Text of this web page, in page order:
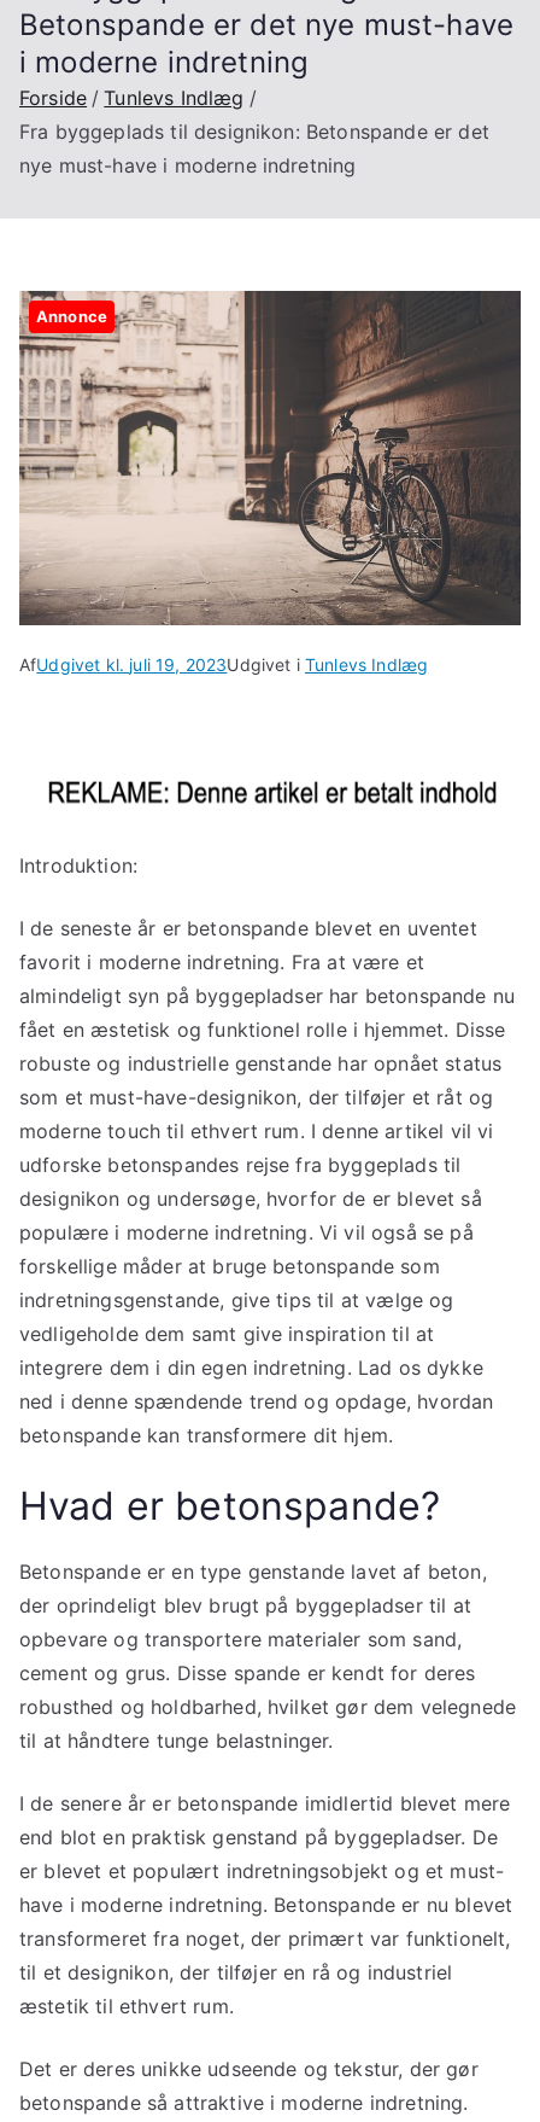
Betonspande er det nye must-have
i moderne indretning
Forside
Tunlevs Indlæg
Fra byggeplads til designikon: Betonspande er det
nye must-have i moderne indretning
Annonce
AfUdgivet kl. juli 19, 2023Udgivet i Tunlevs Indlæg
Introduktion:
I de seneste år er betonspande blevet en uventet
favorit i moderne indretning. Fra at være et
almindeligt syn på byggepladser har betonspande nu
fået en æstetisk og funktionel rolle i hjemmet. Disse
robuste og industrielle genstande har opnået status
som et must-have-designikon, der tilføjer et råt og
moderne touch til ethvert rum. I denne artikel vil vi
udforske betonspandes rejse fra byggeplads til
designikon og undersøge, hvorfor de er blevet så
populære i moderne indretning. Vi vil også se på
forskellige måder at bruge betonspande som
indretningsgenstande, give tips til at vælge og
vedligeholde dem samt give inspiration til at
integrere dem i din egen indretning. Lad os dykke
ned i denne spændende trend og opdage, hvordan
betonspande kan transformere dit hjem.
Hvad er betonspande?
Betonspande er en type genstande lavet af beton,
der oprindeligt blev brugt på byggepladser til at
opbevare og transportere materialer som sand,
cement og grus. Disse spande er kendt for deres
robusthed og holdbarhed, hvilket gør dem velegnede
til at håndtere tunge belastninger.
I de senere år er betonspande imidlertid blevet mere
end blot en praktisk genstand på byggepladser. De
er blevet et populært indretningsobjekt og et must-
have i moderne indretning. Betonspande er nu blevet
transformeret fra noget, der primært var funktionelt,
til et designikon, der tilføjer en rå og industriel
æstetik til ethvert rum.
Det er deres unikke udseende og tekstur, der gør
betonspande så attraktive i moderne indretning.